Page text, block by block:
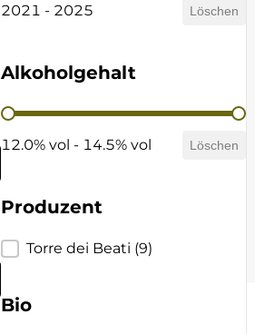
2021 - 2025 Löschen
Alkoholgehalt
Alkoholgehalt
12.0% vol - 14.5% vol Löschen
Produzent
Produzent
Torre dei Beati (9)
Bio